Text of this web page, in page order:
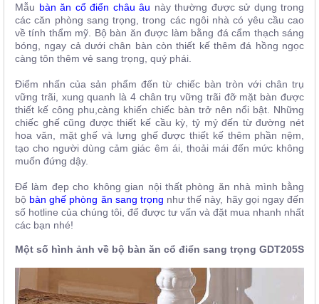
Mẫu bàn ăn cổ điển châu âu này thường được sử dụng trong
các căn phòng sang trọng, trong các ngôi nhà có yêu cầu cao
về tính thẩm mỹ. Bộ bàn ăn được làm bằng đá cẩm thạch sáng
bóng, ngay cả dưới chân bàn còn thiết kế thêm đá hồng ngọc
càng tôn thêm vẻ sang trọng, quý phái.
Điểm nhấn của sản phẩm đến từ chiếc bàn tròn với chân trụ
vững trãi, xung quanh là 4 chân trụ vững trãi đỡ mặt bàn được
thiết kế công phu,càng khiến chiếc bàn trở nên nổi bật. Những
chiếc ghế cũng được thiết kế cầu kỳ, tỷ mỷ đến từ đường nét
hoa văn, mặt ghế và lưng ghế được thiết kế thêm phần nệm,
tạo cho người dùng cảm giác êm ái, thoải mái đến mức không
muốn đứng dậy.
Để làm đẹp cho không gian nội thất phòng ăn nhà mình bằng
bộ bàn ghế phòng ăn sang trọng như thế này, hãy gọi ngay đến
số hotline của chúng tôi, để được tư vấn và đặt mua nhanh nhất
các bạn nhé!
Một số hình ảnh về bộ bàn ăn cổ điển sang trọng GDT205S